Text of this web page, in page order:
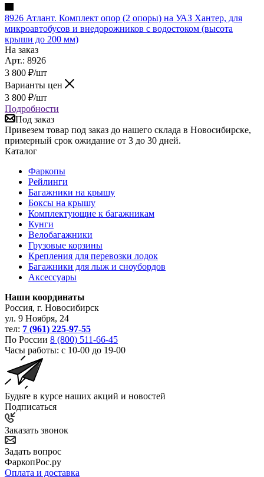
8926 Атлант. Комплект опор (2 опоры) на УАЗ Хантер, для
микроавтобусов и внедорожников с водостоком (высота
крыши до 200 мм)
На заказ
Арт.: 8926
3 800 ₽/шт
Варианты цен
3 800 ₽/шт
Подробности
Под заказ
Привезем товар под заказ до нашего склада в Новосибирске,
примерный срок ожидание от 3 до 30 дней.
Каталог
Фаркопы
Рейлинги
Багажники на крышу
Боксы на крышу
Комплектующие к багажникам
Кунги
Велобагажники
Грузовые корзины
Крепления для перевозки лодок
Багажники для лыж и сноубордов
Аксессуары
Наши координаты
Россия, г. Новосибирск
ул. 9 Ноября, 24
тел: 7 (961) 225-97-55
По России 8 (800) 511-66-45
Часы работы: с 10-00 до 19-00
Будьте в курсе наших акций и новостей
Подписаться
Заказать звонок
Задать вопрос
ФаркопРос.ру
Оплата и доставка